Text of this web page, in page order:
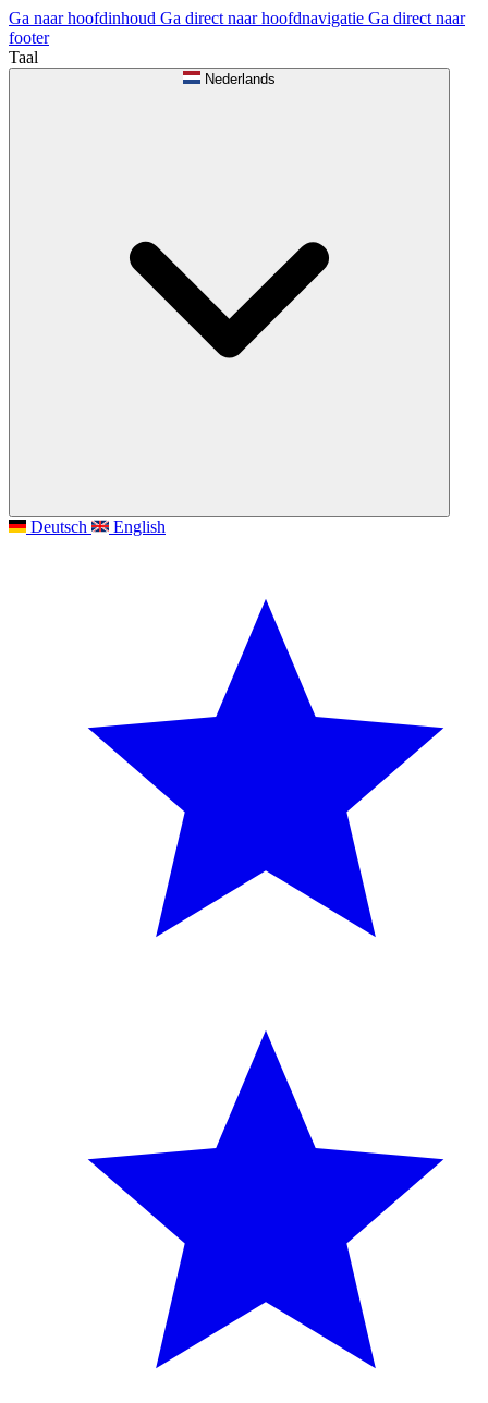
Ga naar hoofdinhoud Ga direct naar hoofdnavigatie Ga direct naar
footer
Taal
Nederlands
Deutsch English